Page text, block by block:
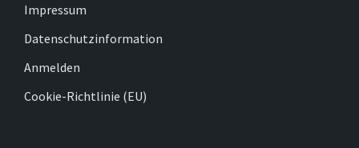
Impressum
Datenschutzinformation
Anmelden
Cookie-Richtlinie (EU)